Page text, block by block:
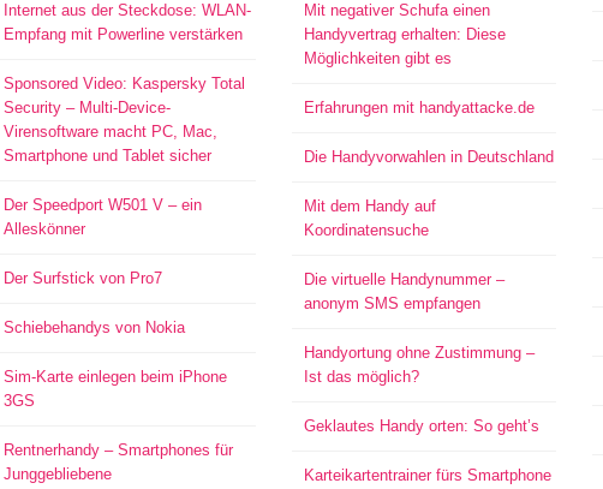
Internet aus der Steckdose: WLAN-
Empfang mit Powerline verstärken
Sponsored Video: Kaspersky Total
Security – Multi-Device-
Virensoftware macht PC, Mac,
Smartphone und Tablet sicher
Der Speedport W501 V – ein
Alleskönner
Der Surfstick von Pro7
Schiebehandys von Nokia
Sim-Karte einlegen beim iPhone
3GS
Rentnerhandy – Smartphones für
Junggebliebene
Mit negativer Schufa einen
Handyvertrag erhalten: Diese
Möglichkeiten gibt es
Erfahrungen mit handyattacke.de
Die Handyvorwahlen in Deutschland
Mit dem Handy auf
Koordinatensuche
Die virtuelle Handynummer –
anonym SMS empfangen
Handyortung ohne Zustimmung –
Ist das möglich?
Geklautes Handy orten: So geht’s
Karteikartentrainer fürs Smartphone